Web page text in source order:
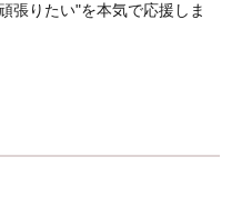
張りたい"を本気で応援しま